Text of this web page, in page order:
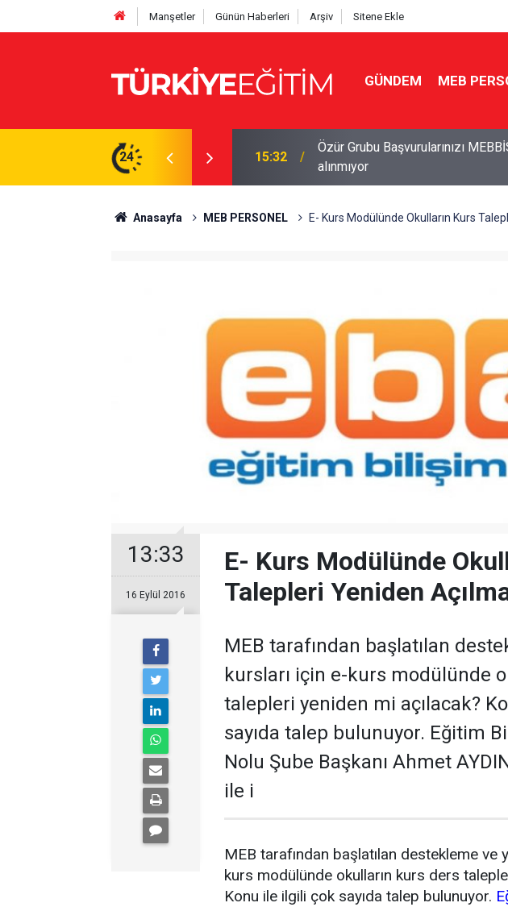
Manşetler Günün Haberleri Arşiv Sitene Ekle
GÜNDEM MEB
24
kontrol edin! Onaysız tercih işleme
15:29 Öğretmen ve Sınıf seçimi
Anasayfa MEB PERSONEL E- Kurs Modülünde Okulların Kurs
13:33
16 Eylül 2016
E- Kurs Modülünde
Talepleri Yeniden
MEB tarafından başlatılan
kursları için e-kurs modülünde
talepleri yeniden mi açılacak?
sayıda talep bulunuyor. Eğitim
Nolu Şube Başkanı Ahmet
ile i
MEB tarafından başlatılan destekleme ve
kurs modülünde okulların kurs ders
Konu ile ilgili çok sayıda talep bulunuyor.